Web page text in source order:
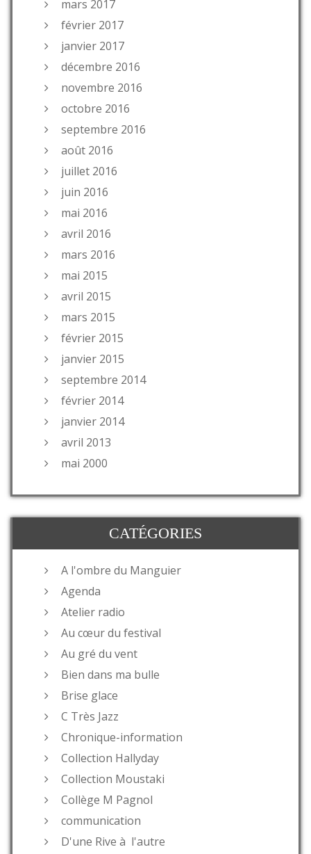
mars 2017
février 2017
janvier 2017
décembre 2016
novembre 2016
octobre 2016
septembre 2016
août 2016
juillet 2016
juin 2016
mai 2016
avril 2016
mars 2016
mai 2015
avril 2015
mars 2015
février 2015
janvier 2015
septembre 2014
février 2014
janvier 2014
avril 2013
mai 2000
CATÉGORIES
A l'ombre du Manguier
Agenda
Atelier radio
Au cœur du festival
Au gré du vent
Bien dans ma bulle
Brise glace
C Très Jazz
Chronique-information
Collection Hallyday
Collection Moustaki
Collège M Pagnol
communication
D'une Rive à l'autre